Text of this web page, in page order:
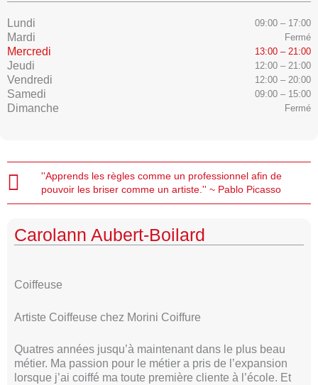
Lundi
Mardi
Mercredi
Jeudi
Vendredi
Samedi
Dimanche
09:00 – 17:00
Fermé
13:00 – 21:00
12:00 – 21:00
12:00 – 20:00
09:00 – 15:00
Fermé
''Apprends les règles comme un professionnel afin de
pouvoir les briser comme un artiste.'' ~ Pablo Picasso
Carolann Aubert-Boilard
Coiffeuse
Artiste Coiffeuse chez Morini Coiffure
Quatres années jusqu’à maintenant dans le plus beau
métier. Ma passion pour le métier a pris de l’expansion
lorsque j’ai coiffé ma toute première cliente à l’école. Et